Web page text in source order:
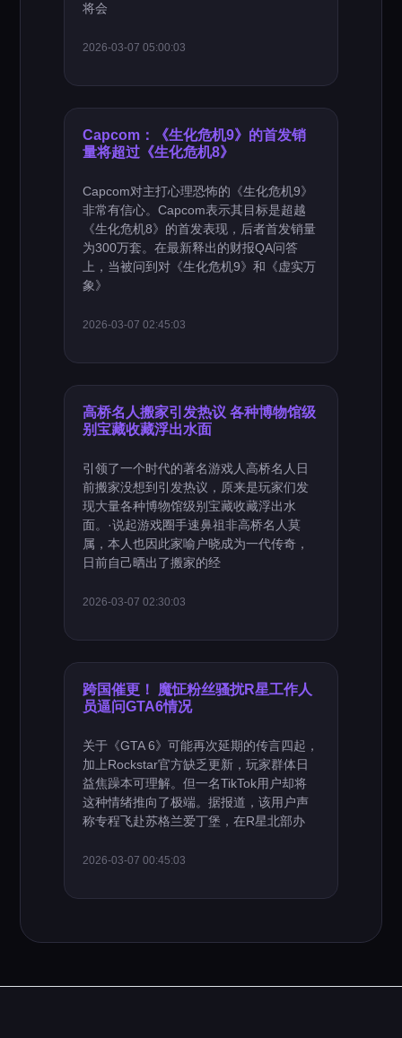
将会
2026-03-07 05:00:03
Capcom：《生化危机9》的首发销
量将超过《生化危机8》
Capcom对主打心理恐怖的《生化危机9》
非常有信心。Capcom表示其目标是超越
《生化危机8》的首发表现，后者首发销量
为300万套。在最新释出的财报QA问答
上，当被问到对《生化危机9》和《虚实万
象》
2026-03-07 02:45:03
高桥名人搬家引发热议 各种博物馆级
别宝藏收藏浮出水面
引领了一个时代的著名游戏人高桥名人日
前搬家没想到引发热议，原来是玩家们发
现大量各种博物馆级别宝藏收藏浮出水
面。·说起游戏圈手速鼻祖非高桥名人莫
属，本人也因此家喻户晓成为一代传奇，
日前自己晒出了搬家的经
2026-03-07 02:30:03
跨国催更！ 魔怔粉丝骚扰R星工作人
员逼问GTA6情况
关于《GTA 6》可能再次延期的传言四起，
加上Rockstar官方缺乏更新，玩家群体日
益焦躁本可理解。但一名TikTok用户却将
这种情绪推向了极端。据报道，该用户声
称专程飞赴苏格兰爱丁堡，在R星北部办
2026-03-07 00:45:03